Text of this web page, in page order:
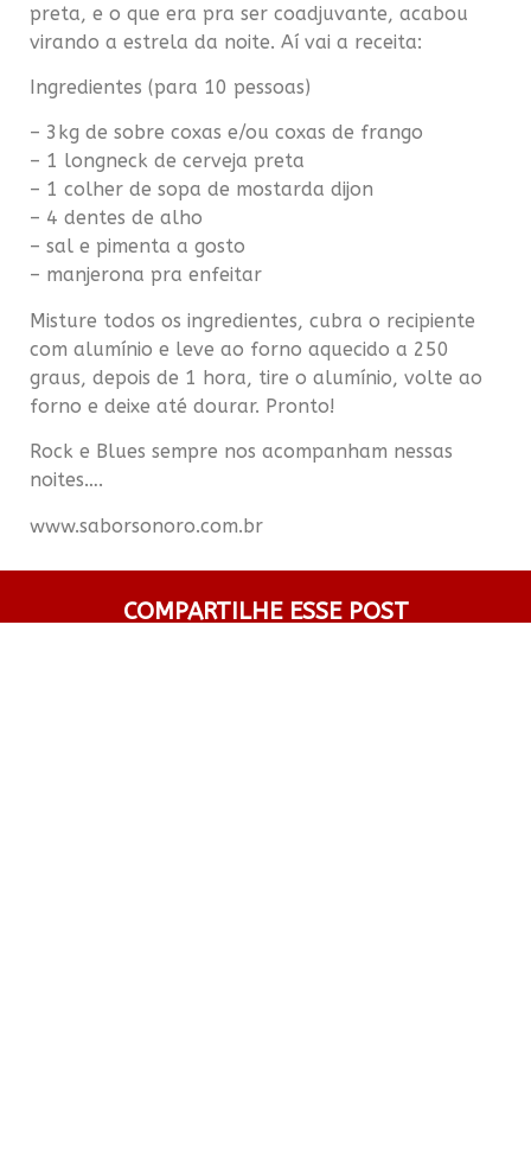
preta, e o que era pra ser coadjuvante, acabou
virando a estrela da noite. Aí vai a receita:
Ingredientes (para 10 pessoas)
– 3kg de sobre coxas e/ou coxas de frango
– 1 longneck de cerveja preta
– 1 colher de sopa de mostarda dijon
– 4 dentes de alho
– sal e pimenta a gosto
– manjerona pra enfeitar
Misture todos os ingredientes, cubra o recipiente
com alumínio e leve ao forno aquecido a 250
graus, depois de 1 hora, tire o alumínio, volte ao
forno e deixe até dourar. Pronto!
Rock e Blues sempre nos acompanham nessas
noites….
www.saborsonoro.com.br
COMPARTILHE ESSE POST